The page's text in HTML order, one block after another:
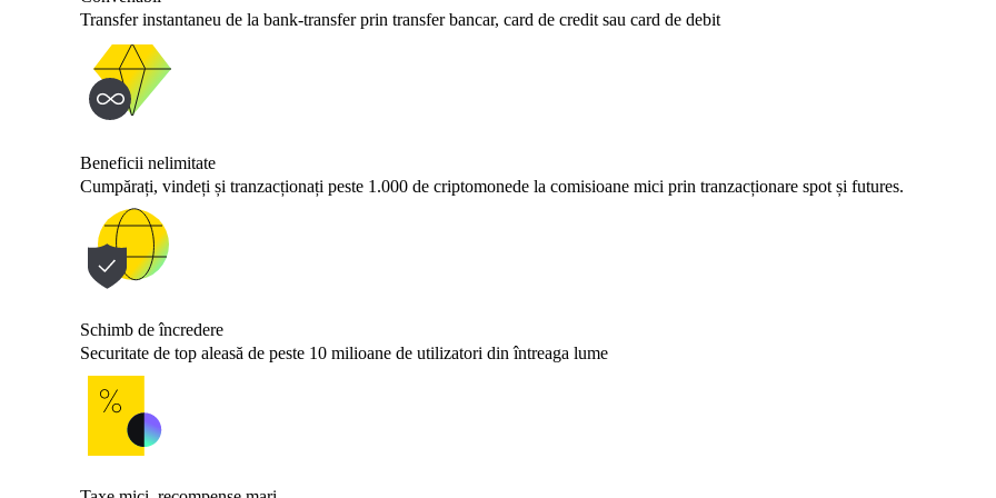
Transfer instantaneu de la bank-transfer prin transfer bancar, card de credit sau card de debit
Beneficii nelimitate
Cumpărați, vindeți și tranzacționați peste 1.000 de criptomonede la comisioane mici prin tranzacționare spot și futures.
Schimb de încredere
Securitate de top aleasă de peste 10 milioane de utilizatori din întreaga lume